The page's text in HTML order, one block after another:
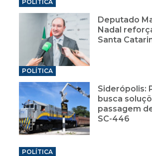
POLÍTICA
Deputado
Nadal
Santa
POLÍTICA
Siderópolis:
busca
passagem
SC-446
POLÍTICA